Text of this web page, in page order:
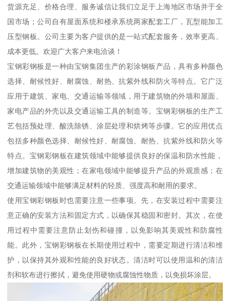
货源充足、价格合理、服务诚信让我们立足于上海地区市场并于全
国市场；公司自有屋面系统和楼承系统两家配套工厂，瓦型能加工
压型钢板。公司主要为客户提供的是一站式配套服务，效率更高、
成本更低。欢迎广大客户来电洽谈！
宝钢彩钢板是一种由宝钢集团生产的彩涂钢板产品，具有多种颜色
选择、耐候性好、耐腐蚀、耐热、抗紫外线和防火等特点。它广泛
应用于建筑、家电、交通运输等领域，用于建筑物的外墙和屋面、
家电产品的外壳以及交通运输工具的制造等。宝钢彩钢板的生产工
艺包括预处理、酸洗除锈、涂层处理和烘烤等步骤。它的应用优点
包括多种颜色选择、耐候性好、耐腐蚀、耐热、抗紫外线和防火等
特点。宝钢彩钢板在建筑领域中能够提供良好的保温和防水性能，
增加建筑物的美观性；在家电领域中能够提升产品的外观质感；在
交通运输领域中能够满足材料的轻质、强度高和耐用的要求。
使用宝钢彩钢板时也需要注意一些事项。先，在安装过程中需要注
意正确的安装方法和固定方式，以确保其稳固和密封。其次，在使
用过程中需要注意防止划伤和碰撞，以免影响其美观性和防腐性
能。此外，宝钢彩钢板在长期使用过程中，需要定期进行清洁和维
护，以保持其外观和性能的良好状态。清洁时可以使用温和的清洁
剂和软布进行擦拭，避免使用硬物或腐蚀性物质，以免损坏涂层。